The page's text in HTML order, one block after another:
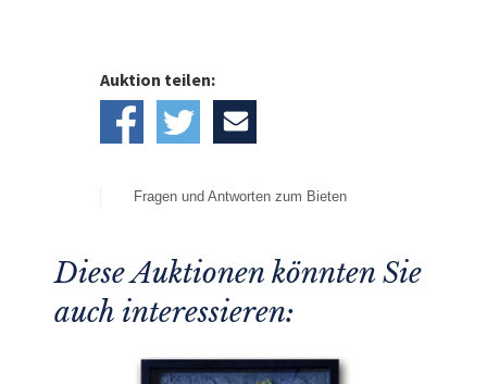
Auktion teilen:
Fragen und Antworten zum Bieten
Diese Auktionen könnten Sie
auch interessieren: